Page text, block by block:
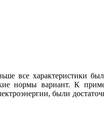
все характеристики
нормы вариант. К
были